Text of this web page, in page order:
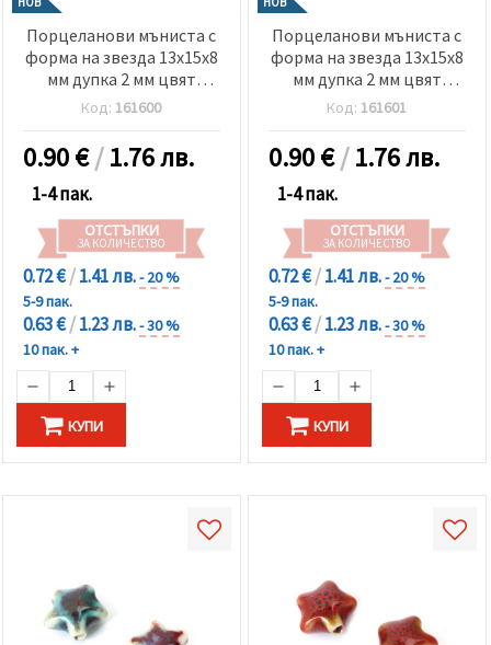
Порцеланови мъниста с
форма на звезда 13x15x8
мм дупка 2 мм цвят
кафяв меланж -2 броя
Код: 161600
0.90€/1.76 лв.
1-4 пак.
ОТСТЪПКИ
ЗА КОЛИЧЕСТВО
0.72 €/1.41 лв.- 20 %
5-9 пак.
0.63 €/1.23 лв.- 30 %
10 пак. +
КУПИ
Порцеланови мъниста с
форма на звезда 13x15x8
мм дупка 2 мм цвят
черен меланж -2 броя
Код: 161601
0.90€/1.76 лв.
1-4 пак.
ОТСТЪПКИ
ЗА КОЛИЧЕСТВО
0.72 €/1.41 лв.- 20 %
5-9 пак.
0.63 €/1.23 лв.- 30 %
10 пак. +
КУПИ